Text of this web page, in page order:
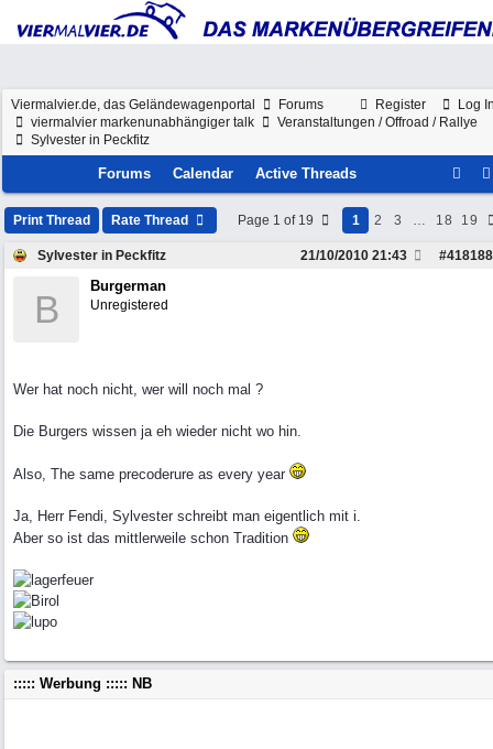
Register Log
Viermalvier.de, das Geländewagenportal
Forums
viermalvier markenunabhängiger talk
Veranstaltungen / Offroad / Rallye
Sylvester in Peckfitz
Forums Calendar Active Threads
Print Thread Rate Thread Page 1 of 19 1 2 3 … 18 19
Sylvester in Peckfitz #418188
21/10/2010 21:43
B
Burgerman
Unregistered
Wer hat noch nicht, wer will noch mal ?
Die Burgers wissen ja eh wieder nicht wo hin.
Also, The same precoderure as every year
Ja, Herr Fendi, Sylvester schreibt man eigentlich mit i.
Aber so ist das mittlerweile schon Tradition
::::: Werbung ::::: NB